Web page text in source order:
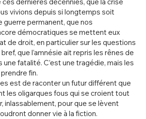
vivions depuis si longtemps soit
guerre permanent, que nos
démocratiques se mettent eux
de droit, en particulier sur les questions
que l’amnésie ait repris les rênes de
une fatalité. C’est une tragédie, mais les
fin.
est de raconter un futur différent que
les oligarques fous qui se croient tout
inlassablement, pour que se lèvent
donner vie à la fiction.